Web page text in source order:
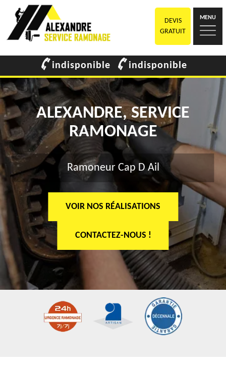
DEVIS
GRATUIT
MENU
indisponible indisponible
ALEXANDRE, SERVICE
RAMONAGE
Ramoneur Cap D Ail
VOIR NOS RÉALISATIONS
CONTACTEZ-NOUS !